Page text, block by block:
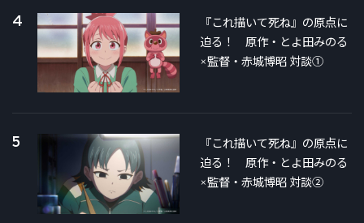
4
『これ描いて死ね』の原点に
迫る！ 原作・とよ田みのる
×監督・赤城博昭 対談①
5
『これ描いて死ね』の原点に
迫る！ 原作・とよ田みのる
×監督・赤城博昭 対談②